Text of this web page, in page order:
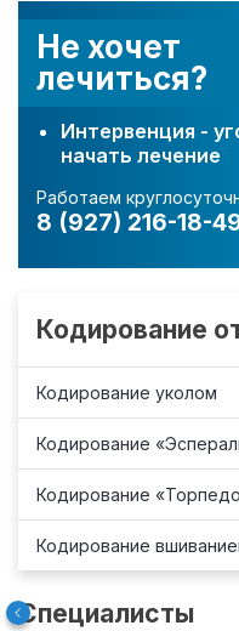
Не хочет
лечиться?
Интервенция -
начать лечение
Работаем
8 (927) 216-18-
Кодирование
Кодирование уколом
Кодирование
Кодирование
Кодирование
Специалисты